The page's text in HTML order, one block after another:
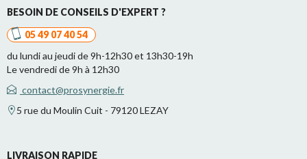
BESOIN DE CONSEILS D'EXPERT ?
05 49 07 40 54
du lundi au jeudi de 9h-12h30 et 13h30-19h
Le vendredi de 9h à 12h30
contact@prosynergie.fr
5 rue du Moulin Cuit - 79120 LEZAY
LIVRAISON RAPIDE